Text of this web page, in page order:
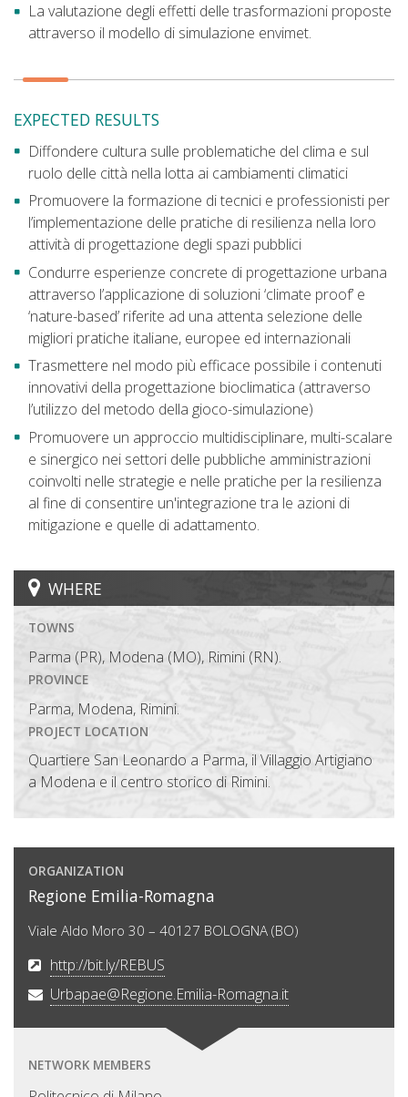
La valutazione degli effetti delle trasformazioni proposte
attraverso il modello di simulazione envimet.
EXPECTED RESULTS
Diffondere cultura sulle problematiche del clima e sul
ruolo delle città nella lotta ai cambiamenti climatici
Promuovere la formazione di tecnici e professionisti per
l’implementazione delle pratiche di resilienza nella loro
attività di progettazione degli spazi pubblici
Condurre esperienze concrete di progettazione urbana
attraverso l’applicazione di soluzioni ‘climate proof’ e
‘nature-based’ riferite ad una attenta selezione delle
migliori pratiche italiane, europee ed internazionali
Trasmettere nel modo più efficace possibile i contenuti
innovativi della progettazione bioclimatica (attraverso
l’utilizzo del metodo della gioco-simulazione)
Promuovere un approccio multidisciplinare, multi-scalare
e sinergico nei settori delle pubbliche amministrazioni
coinvolti nelle strategie e nelle pratiche per la resilienza
al fine di consentire un'integrazione tra le azioni di
mitigazione e quelle di adattamento.
WHERE
TOWNS
Parma (PR), Modena (MO), Rimini (RN).
PROVINCE
Parma, Modena, Rimini.
PROJECT LOCATION
Quartiere San Leonardo a Parma, il Villaggio Artigiano
a Modena e il centro storico di Rimini.
ORGANIZATION
Regione Emilia-Romagna
Viale Aldo Moro 30 – 40127 BOLOGNA (BO)
http://bit.ly/REBUS
Urbapae@Regione.Emilia-Romagna.it
NETWORK MEMBERS